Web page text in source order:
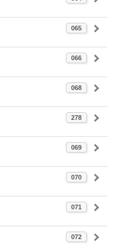
065
066
068
278
069
070
071
072